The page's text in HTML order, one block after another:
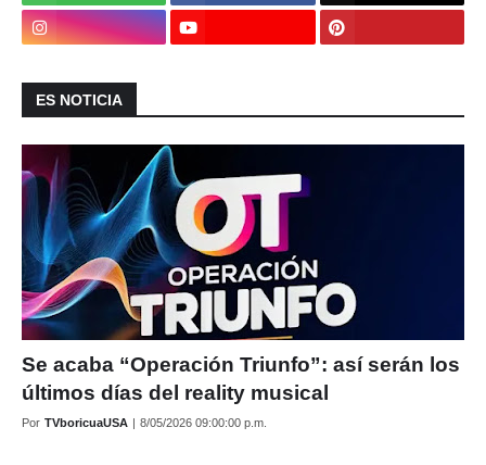
ES NOTICIA
Se acaba “Operación Triunfo”: así serán los
últimos días del reality musical
Por TVboricuaUSA | 8/05/2026 09:00:00 p.m.